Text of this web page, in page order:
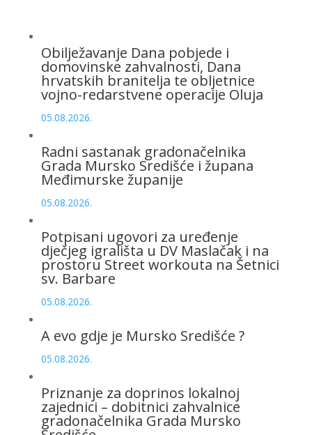
Obilježavanje Dana pobjede i
domovinske zahvalnosti, Dana
hrvatskih branitelja te obljetnice
vojno-redarstvene operacije Oluja
05.08.2026.
Radni sastanak gradonačelnika
Grada Mursko Središće i župana
Međimurske županije
05.08.2026.
Potpisani ugovori za uređenje
dječjeg igrališta u DV Maslačak i na
prostoru Street workouta na Šetnici
sv. Barbare
05.08.2026.
A evo gdje je Mursko Središće ?
05.08.2026.
Priznanje za doprinos lokalnoj
zajednici – dobitnici zahvalnice
gradonačelnika Grada Mursko